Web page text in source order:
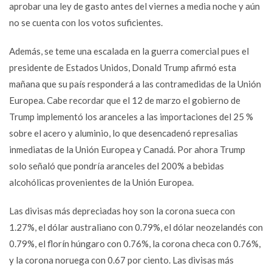
aprobar una ley de gasto antes del viernes a media noche y aún
no se cuenta con los votos suficientes.
Además, se teme una escalada en la guerra comercial pues el
presidente de Estados Unidos, Donald Trump afirmó esta
mañana que su país responderá a las contramedidas de la Unión
Europea. Cabe recordar que el 12 de marzo el gobierno de
Trump implementó los aranceles a las importaciones del 25 %
sobre el acero y aluminio, lo que desencadenó represalias
inmediatas de la Unión Europea y Canadá. Por ahora Trump
solo señaló que pondría aranceles del 200% a bebidas
alcohólicas provenientes de la Unión Europea.
Las divisas más depreciadas hoy son la corona sueca con
1.27%, el dólar australiano con 0.79%, el dólar neozelandés con
0.79%, el florín húngaro con 0.76%, la corona checa con 0.76%,
y la corona noruega con 0.67 por ciento. Las divisas más